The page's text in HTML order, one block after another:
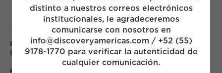
distinto a nuestros correos electrónicos
institucionales, le agradeceremos
comunicarse con nosotros en
info@discoveryamericas.com / +52 (55)
9178-1770 para verificar la autenticidad de
cualquier comunicación.
Partnering with Mexico's leading companies to drive
growth & build value